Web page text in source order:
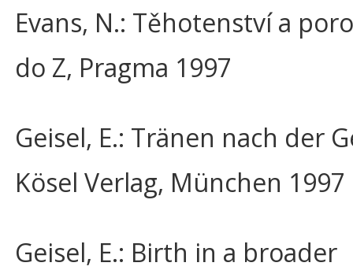
Evans, N.: Těhotenství a
do Z, Pragma 1997
Geisel, E.: Tränen nach der
Kösel Verlag, München 1997
Geisel, E.: Birth in a broader